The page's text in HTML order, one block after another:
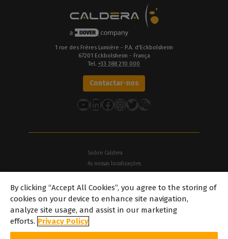
1 rue des Frères Lumière - P.A. d'Eckbolsheim
67201 Eckbolsheim - França
Tel. +33 388 210 000
Contactar-nos
YouTube
LinkedIn
Facebook
Instagram
Twitter
Sobre Caldera
As nossas localizações
Carreiras
Parceiros
caldera.com © 2026 — Todos os direitos reservados. Todas as
marcas comerciais, logótipos e nomes de marcas mencionados
neste site são propriedade dos seus respetivos proprietários.
By clicking “Accept All Cookies”, you agree to the storing of
cookies on your device to enhance site navigation,
analyze site usage, and assist in our marketing
efforts. Privacy Policy